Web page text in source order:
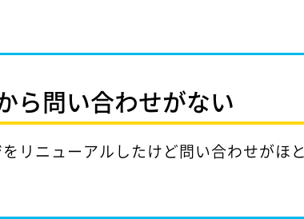
ら問い合わせがない
リニューアルしたけど問い合わせがほと